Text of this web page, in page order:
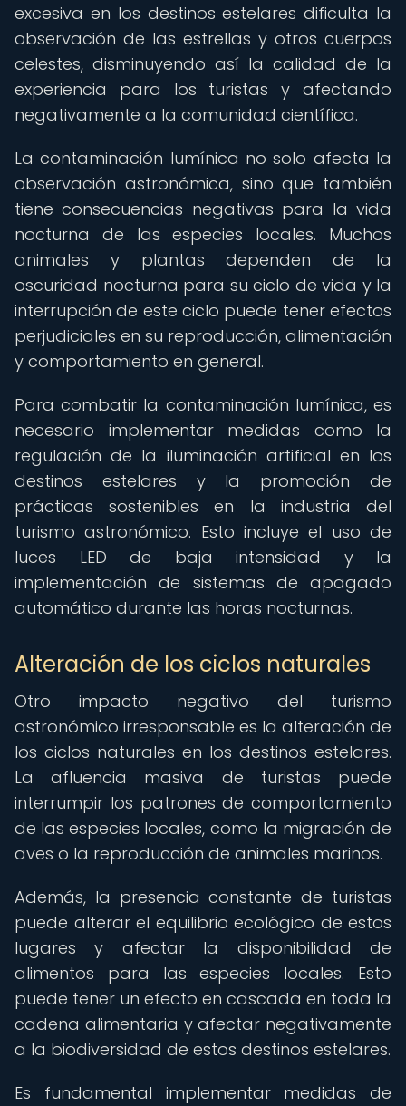
excesiva en los destinos estelares dificulta la
observación de las estrellas y otros cuerpos
celestes, disminuyendo así la calidad de la
experiencia para los turistas y afectando
negativamente a la comunidad científica.
La contaminación lumínica no solo afecta la
observación astronómica, sino que también
tiene consecuencias negativas para la vida
nocturna de las especies locales. Muchos
animales y plantas dependen de la
oscuridad nocturna para su ciclo de vida y la
interrupción de este ciclo puede tener efectos
perjudiciales en su reproducción, alimentación
y comportamiento en general.
Para combatir la contaminación lumínica, es
necesario implementar medidas como la
regulación de la iluminación artificial en los
destinos estelares y la promoción de
prácticas sostenibles en la industria del
turismo astronómico. Esto incluye el uso de
luces LED de baja intensidad y la
implementación de sistemas de apagado
automático durante las horas nocturnas.
Alteración de los ciclos naturales
Otro impacto negativo del turismo
astronómico irresponsable es la alteración de
los ciclos naturales en los destinos estelares.
La afluencia masiva de turistas puede
interrumpir los patrones de comportamiento
de las especies locales, como la migración de
aves o la reproducción de animales marinos.
Además, la presencia constante de turistas
puede alterar el equilibrio ecológico de estos
lugares y afectar la disponibilidad de
alimentos para las especies locales. Esto
puede tener un efecto en cascada en toda la
cadena alimentaria y afectar negativamente
a la biodiversidad de estos destinos estelares.
Es fundamental implementar medidas de